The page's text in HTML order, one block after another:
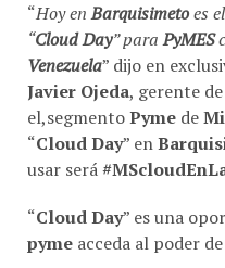
“Hoy enBarquisimetoes el
“Cloud Day” paraPyMES
Venezuela” dijo en
Javier Ojeda, gerente
el,segmentoPyme de
“Cloud Day” en
usar será
“Cloud Day” es una
pyme acceda al poder